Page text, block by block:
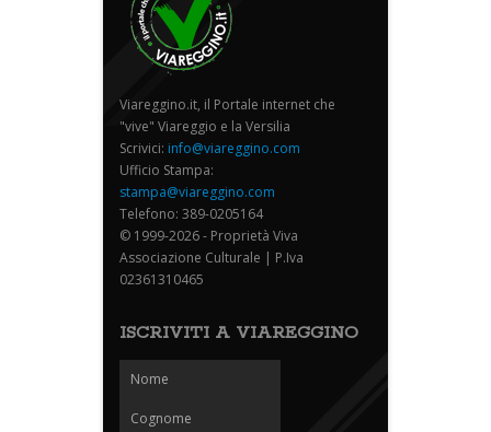
Viareggino.it, il Portale internet che
"vive" Viareggio e la Versilia
Scrivici: info@viareggino.com
Ufficio Stampa:
stampa@viareggino.com
Telefono: 389-0205164
© 1999-2026 - Proprietà Viva
Associazione Culturale | P.Iva
02361310465
ISCRIVITI A VIAREGGINO